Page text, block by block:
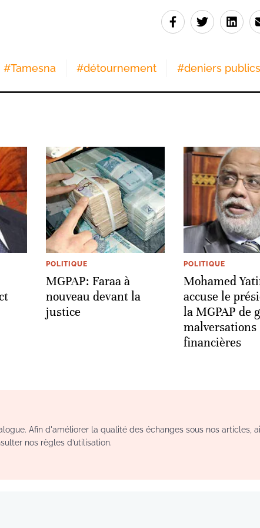
#Tamesna #détournement #deniers publics
POLITIQUE
MGPAP: Faraa à
nouveau devant la
justice
POLITIQUE
Mohamed
accuse le
la MGPAP de
malversations
financières
Afin d'améliorer la qualité des échanges sous nos articles,
nos règles d’utilisation.